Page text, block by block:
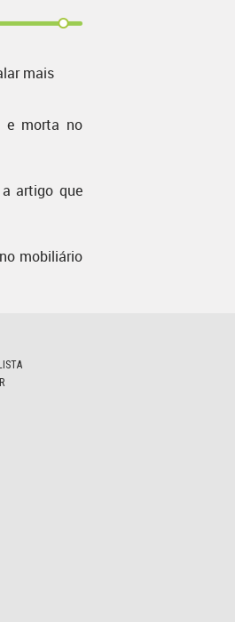
mais
e morta no
artigo que
mobiliário